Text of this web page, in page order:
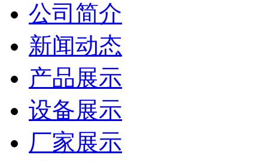
公司简介
新闻动态
产品展示
设备展示
厂家展示